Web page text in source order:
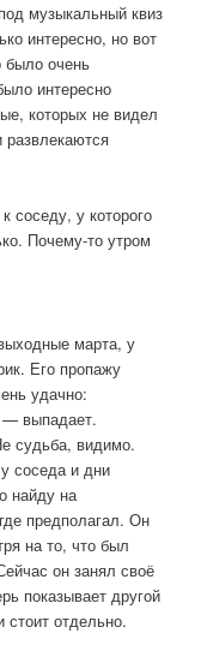
музыкальный квиз
интересно, но вот
было очень
интересно
которых не видел
соседу, у которого
Почему-то утром
марта, у
Его пропажу
удачно:
выпадает.
судьба, видимо.
соседа и дни
найду на
предполагал. Он
на то, что был
он занял своё
показывает другой
стоит отдельно.